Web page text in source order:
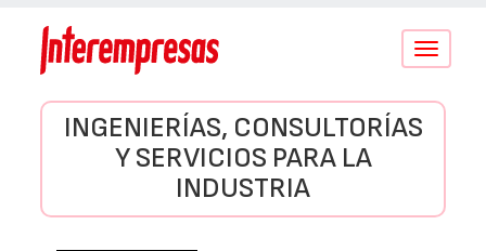
Conmutar
INGENIERÍAS, CONSULTORÍAS
Y SERVICIOS PARA LA
INDUSTRIA